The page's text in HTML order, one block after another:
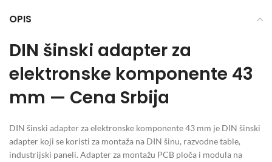
OPIS
DIN šinski adapter za
elektronske komponente 43
mm — Cena Srbija
DIN šinski adapter za elektronske komponente 43 mm je DIN šinski
adapter koji se koristi za montaža na DIN šinu, razvodne table,
industrijski paneli. Adapter za montažu PCB ploča i modula na